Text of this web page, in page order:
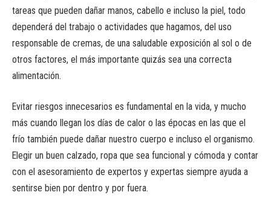
tareas que pueden dañar manos, cabello e incluso la piel, todo
dependerá del trabajo o actividades que hagamos, del uso
responsable de cremas, de una saludable exposición al sol o de
otros factores, el más importante quizás sea una correcta
alimentación.
Evitar riesgos innecesarios es fundamental en la vida, y mucho
más cuando llegan los días de calor o las épocas en las que el
frío también puede dañar nuestro cuerpo e incluso el organismo.
Elegir un buen calzado, ropa que sea funcional y cómoda y contar
con el asesoramiento de expertos y expertas siempre ayuda a
sentirse bien por dentro y por fuera.